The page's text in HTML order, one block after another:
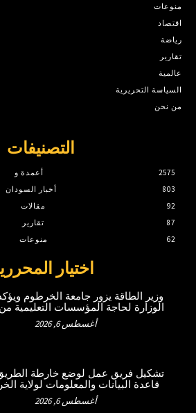
منوعات
اقتصاد
رياضة
تقارير
عالمية
السياسة التحريرية
من نحن
التصنيفات
أعمدة و
2575
أخبار السودان
803
مقالات
92
تقارير
87
منوعات
62
اختيار
وزير الطاقة يزور جامعة الخرطوم ويؤكد
الوزارة لحاجة المؤسسات التعليمية
أغسطس 6, 2026
تشكيل فريق عمل لوضع خارطة الطريق
قاعدة البيانات والمعلومات لولاية
أغسطس 6, 2026